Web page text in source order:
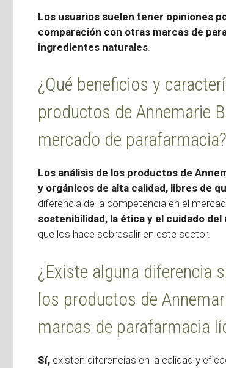
Los usuarios suelen tener opiniones
comparación con otras marcas de
ingredientes naturales
¿Qué beneficios y
productos de Annemarie
mercado de parafarmacia?
Los análisis de los productos de
y orgánicos de alta calidad, libres de
diferencia de la competencia en el
sostenibilidad, la ética y el cuidado
que los hace sobresalir en este sector.
¿Existe alguna diferencia
los productos de
marcas de parafarmacia
Sí, existen diferencias en la calidad y